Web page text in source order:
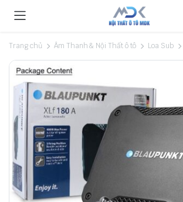
Trang chủ Âm Thanh & Nội Thất ô tô Loa Sub